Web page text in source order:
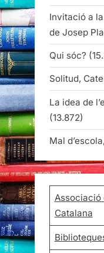
Invitació a
de Josep Pla
Qui sóc?
Solitud,
La idea de
(13.872)
Mal
Associació
Catalana